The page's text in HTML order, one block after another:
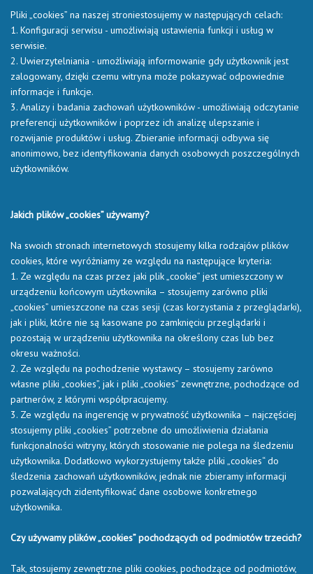
Pliki „cookies” na naszej stroniestosujemy w następujących celach:
1. Konfiguracji serwisu - umożliwiają ustawienia funkcji i usług w
serwisie.
2. Uwierzytelniania - umożliwiają informowanie gdy użytkownik jest
zalogowany, dzięki czemu witryna może pokazywać odpowiednie
informacje i funkcje.
3. Analizy i badania zachowań użytkowników - umożliwiają odczytanie
preferencji użytkowników i poprzez ich analizę ulepszanie i
rozwijanie produktów i usług. Zbieranie informacji odbywa się
anonimowo, bez identyfikowania danych osobowych poszczególnych
użytkowników.
Jakich plików „cookies” używamy?
Na swoich stronach internetowych stosujemy kilka rodzajów plików
cookies, które wyróżniamy ze względu na następujące kryteria:
1. Ze względu na czas przez jaki plik „cookie” jest umieszczony w
urządzeniu końcowym użytkownika – stosujemy zarówno pliki
„cookies” umieszczone na czas sesji (czas korzystania z przeglądarki),
jak i pliki, które nie są kasowane po zamknięciu przeglądarki i
pozostają w urządzeniu użytkownika na określony czas lub bez
okresu ważności.
2. Ze względu na pochodzenie wystawcy – stosujemy zarówno
własne pliki „cookies”, jak i pliki „cookies” zewnętrzne, pochodzące od
partnerów, z którymi współpracujemy.
3. Ze względu na ingerencję w prywatność użytkownika – najczęściej
stosujemy pliki „cookies” potrzebne do umożliwienia działania
funkcjonalności witryny, których stosowanie nie polega na śledzeniu
użytkownika. Dodatkowo wykorzystujemy także pliki „cookies“ do
śledzenia zachowań użytkowników, jednak nie zbieramy informacji
pozwalających zidentyfikować dane osobowe konkretnego
użytkownika.
Czy używamy plików „cookies” pochodzących od podmiotów trzecich?
Tak, stosujemy zewnętrzne pliki cookies, pochodzące od podmiotów,